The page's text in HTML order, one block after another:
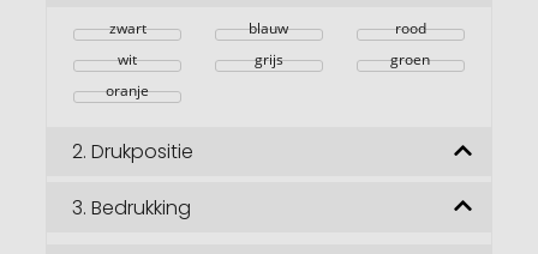
afbeeldingengalerij
zwart blauw
rood
wit
grijs
groen
oranje
2. Drukpositie
3. Bedrukking